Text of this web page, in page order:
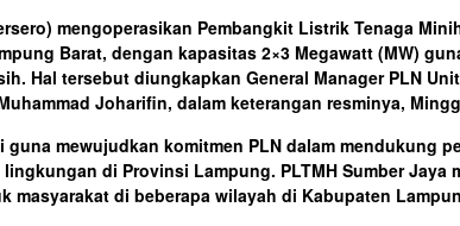
mengoperasikan Pembangkit Listrik Tenaga
Barat, dengan kapasitas 2×3 Megawatt (MW)
Hal tersebut diungkapkan General Manager PLN
Joharifin, dalam keterangan resminya,
guna mewujudkan komitmen PLN dalam mendukung
lingkungan di Provinsi Lampung. PLTMH Sumber Jaya
masyarakat di beberapa wilayah di Kabupaten